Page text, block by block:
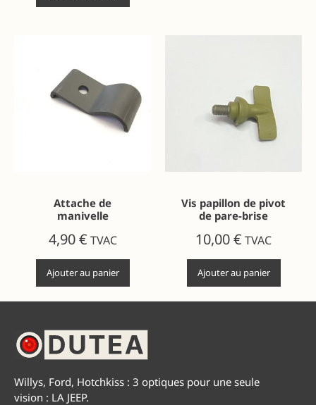
Attache de
manivelle
4,90€ TVAC
Ajouter au panier
Vis papillon de pivot
de pare-brise
10,00€ TVAC
Ajouter au panier
Willys, Ford, Hotchkiss : 3 optiques pour une seule
vision : LA JEEP.